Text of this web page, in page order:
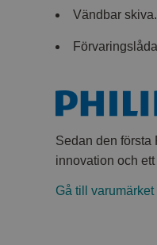
Vändbar skiva.
Sedan den första
innovation och
Gå till varumärket